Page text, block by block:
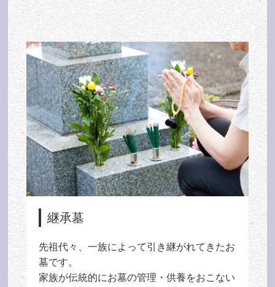
継承墓
先祖代々、一族によって引き継がれてきたお
墓です。
家族が伝統的にお墓の管理・供養をおこない